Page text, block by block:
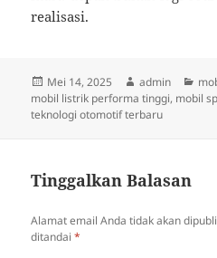
realisasi.
Diposkan
pada
Mei 14, 2025 Penulis
admin
mobil listrik performa tinggi, mobil
teknologi otomotif terbaru
Tinggalkan Balasan
Alamat email Anda tidak akan
ditandai*